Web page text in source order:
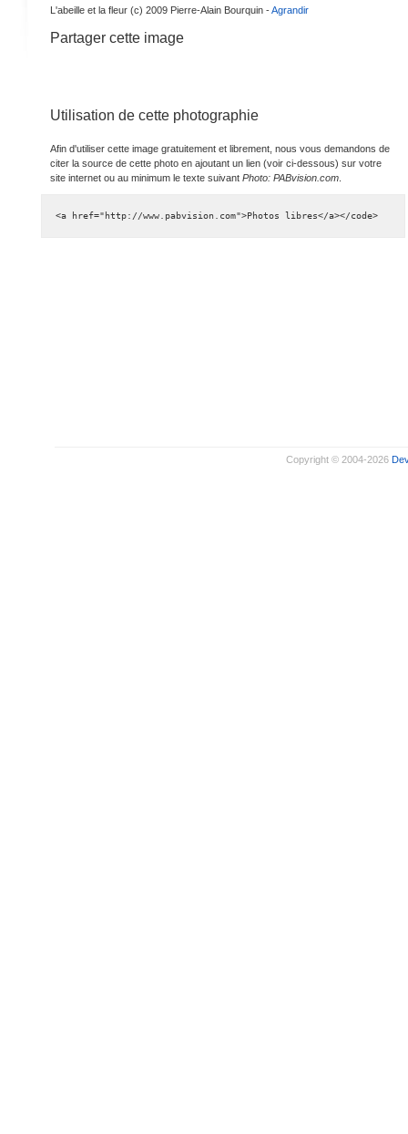
L'abeille et la fleur (c) 2009 Pierre-Alain Bourquin -Agrandir
Partager cette image
Utilisation de cette photographie
Afin d'utiliser cette image gratuitement et librement, nous vous demandons de
citer la source de cette photo en ajoutant un lien (voir ci-dessous) sur votre
site internet ou au minimum le texte suivant Photo: PABvision.com
<a href="http://www.pabvision.com">Photos libres</a></code>
Copyright © 2004-2026